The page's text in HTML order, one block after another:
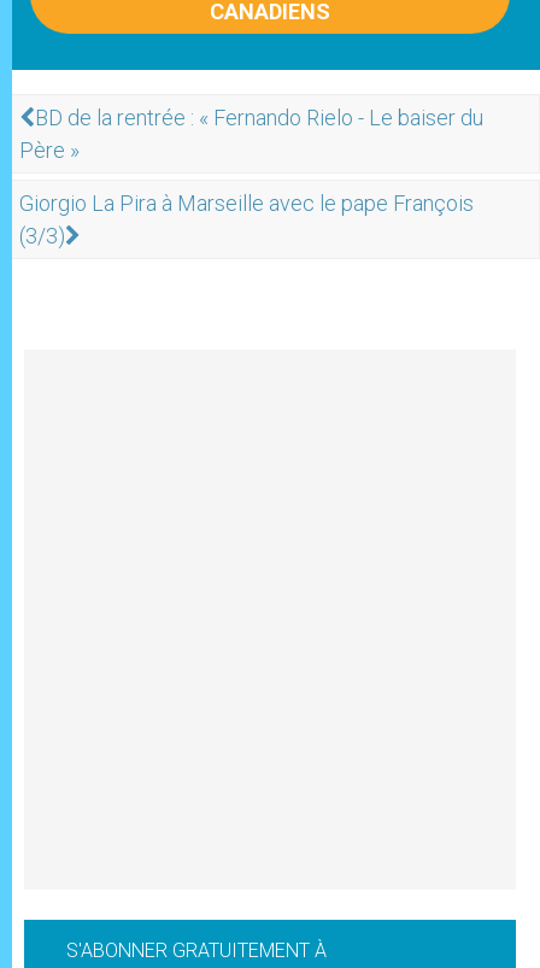
CANADIENS
BD de la rentrée : « Fernando Rielo - Le baiser du
Père »
Giorgio La Pira à Marseille avec le pape François
(3/3)
S'ABONNER GRATUITEMENT À